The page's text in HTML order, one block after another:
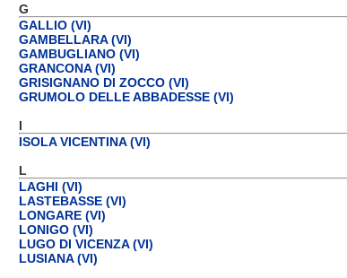
G
GALLIO (VI)
GAMBELLARA (VI)
GAMBUGLIANO (VI)
GRANCONA (VI)
GRISIGNANO DI ZOCCO (VI)
GRUMOLO DELLE ABBADESSE (VI)
I
ISOLA VICENTINA (VI)
L
LAGHI (VI)
LASTEBASSE (VI)
LONGARE (VI)
LONIGO (VI)
LUGO DI VICENZA (VI)
LUSIANA (VI)